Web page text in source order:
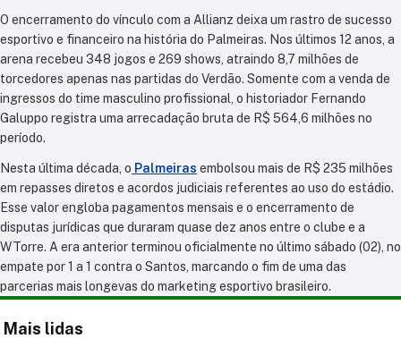
O encerramento do vínculo com a Allianz deixa um rastro de sucesso
esportivo e financeiro na história do Palmeiras. Nos últimos 12 anos, a
arena recebeu 348 jogos e 269 shows, atraindo 8,7 milhões de
torcedores apenas nas partidas do Verdão. Somente com a venda de
ingressos do time masculino profissional, o historiador Fernando
Galuppo registra uma arrecadação bruta de R$ 564,6 milhões no
período.
Nesta última década, o Palmeiras embolsou mais de R$ 235 milhões
em repasses diretos e acordos judiciais referentes ao uso do estádio.
Esse valor engloba pagamentos mensais e o encerramento de
disputas jurídicas que duraram quase dez anos entre o clube e a
WTorre. A era anterior terminou oficialmente no último sábado (02), no
empate por 1 a 1 contra o Santos, marcando o fim de uma das
parcerias mais longevas do marketing esportivo brasileiro.
Mais lidas